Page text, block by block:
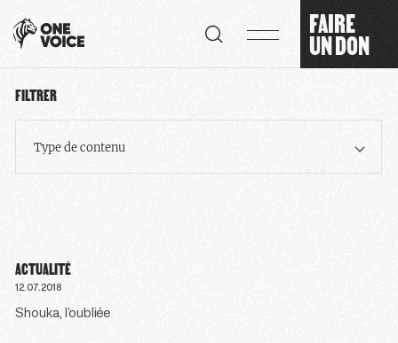
FAIRE
UN DON
FILTRER
Type de contenu
ACTUALITÉ
12.07.2018
Shouka, l’oubliée